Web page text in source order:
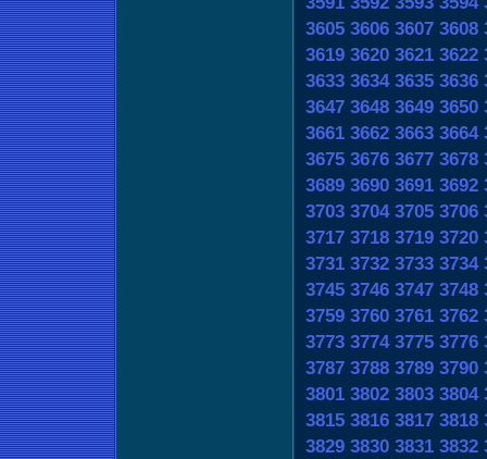
3605 3606 3607 3608
3619 3620 3621 3622
3633 3634 3635 3636
3647 3648 3649 3650
3661 3662 3663 3664
3675 3676 3677 3678
3689 3690 3691 3692
3703 3704 3705 3706
3717 3718 3719 3720
3731 3732 3733 3734
3745 3746 3747 3748
3759 3760 3761 3762
3773 3774 3775 3776
3787 3788 3789 3790
3801 3802 3803 3804
3815 3816 3817 3818
3829 3830 3831 3832